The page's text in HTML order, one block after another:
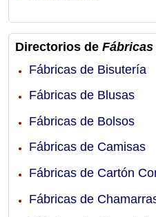
Directorios de
Fábricas de Bisutería
Fábricas de Blusas
Fábricas de Bolsos
Fábricas de Camisas
Fábricas de Cartón
Fábricas de